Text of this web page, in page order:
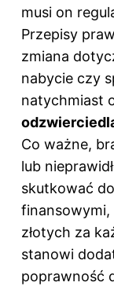
musi on
Przepisy
zmiana
nabycie czy
natychmiast
Co ważne,
lub
skutkować
finansowymi,
złotych za
stanowi
poprawność